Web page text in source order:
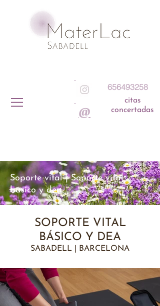
@
656493258
citas
concertadas
Soporte vital | Soporte vital
básico y dea
SOPORTE VITAL
BÁSICO Y DEA
SABADELL | BARCELONA